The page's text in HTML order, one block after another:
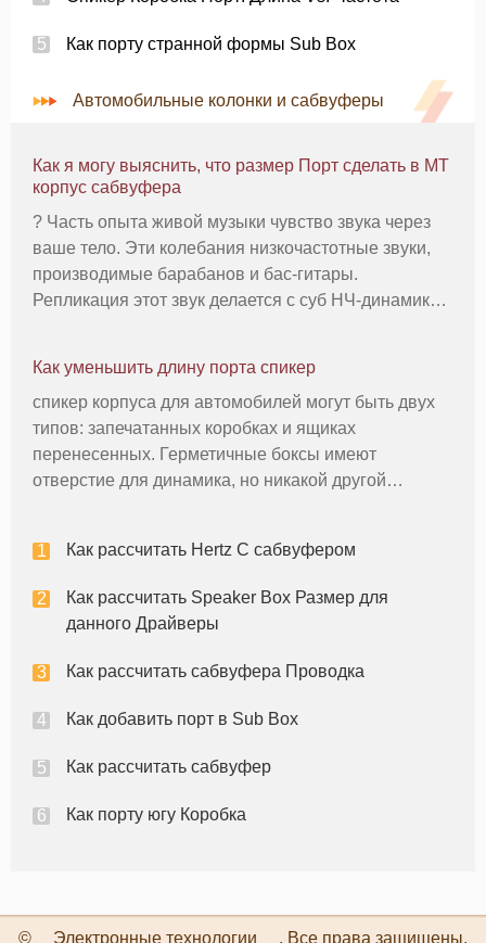
Как порту странной формы Sub Box
Автомобильные колонки и сабвуферы
Как я могу выяснить, что размер Порт сделать в MT
корпус сабвуфера
? Часть опыта живой музыки чувство звука через
ваше тело. Эти колебания низкочастотные звуки,
производимые барабанов и бас-гитары.
Репликация этот звук делается с суб НЧ-динамиков
жизненно важными для чисто
Как уменьшить длину порта спикер
спикер корпуса для автомобилей могут быть двух
типов: запечатанных коробках и ящиках
перенесенных. Герметичные боксы имеют
отверстие для динамика, но никакой другой
который улучшает эффективность и звуковой
Как рассчитать Hertz С сабвуфером
Как рассчитать Speaker Box Размер для
данного Драйверы
Как рассчитать сабвуфера Проводка
Как добавить порт в Sub Box
Как рассчитать сабвуфер
Как порту югу Коробка
© Электронные технологии . Все права защищены.